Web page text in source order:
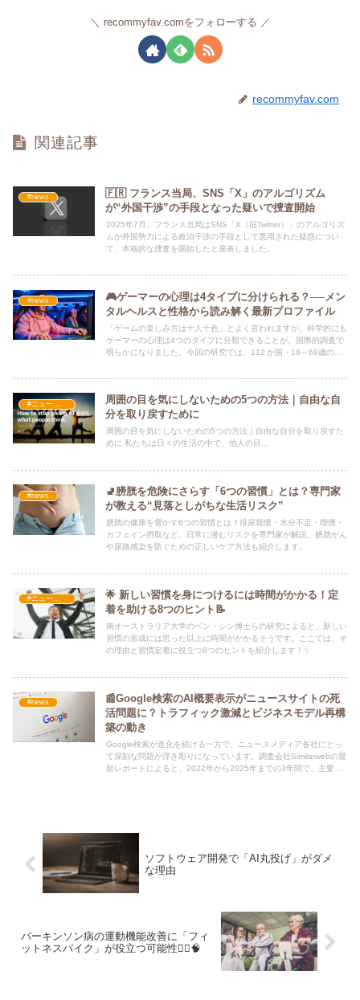
recommyfav.comをフォローする
recommyfav.com
関連記事
#news
🇫🇷 フランス当局、SNS「X」のアルゴリズム
が“外国干渉”の手段となった疑いで捜査開始
2025年7月、フランス当局はSNS「X（旧Twitter）」のアルゴリズ
ムが外国勢力による政治干渉の手段として悪用された疑惑につい
て、本格的な捜査を開始したと発表しました。
#news
🎮ゲーマーの心理は4タイプに分けられる？──メン
タルヘルスと性格から読み解く最新プロファイル
「ゲームの楽しみ方は十人十色」とよく言われますが、科学的にも
ゲーマーの心理は4つのタイプに分類できることが、国際的調査で
明らかになりました。今回の研究では、112 か国・16～69歳のゲ
周囲の目を気にしないための5つの方法｜自由な自
分を取り戻すために
周囲の目を気にしないための5つの方法｜自由な自分を取り戻すた
めに 私たちは日々の生活の中で、他人の目...
#news
🚽膀胱を危険にさらす「6つの習慣」とは？専門家
が教える“見落としがちな生活リスク”
膀胱の健康を脅かす6つの習慣とは？排尿我慢・水分不足・喫煙・
カフェイン摂取など、日常に潜むリスクを専門家が解説。膀胱がん
や尿路感染を防ぐための正しいケア方法も紹介します。
#ニュース・社会・コラム
🌟 新しい習慣を身につけるには時間がかかる！定
着を助ける8つのヒント📝
南オーストラリア大学のベン・シン博士らの研究によると、新しい
習慣の形成には思った以上に時間がかかるそうです。ここでは、そ
の理由と習慣定着に役立つ8つのヒントを紹介します！✨
#news
📰Google検索のAI概要表示がニュースサイトの死
活問題に？トラフィック激減とビジネスモデル再構
築の動き
Google検索が進化を続ける一方で、ニュースメディア各社にとっ
て深刻な問題が浮き彫りになっています。調査会社Similarwebの最
新レポートによると、2022年から2025年までの3年間で、主要ニ
ソフトウェア開発で「AI丸投げ」がダメ
な理由
パーキンソン病の運動機能改善に「フィ
ットネスバイク」が役立つ可能性🚴‍♂️🧠